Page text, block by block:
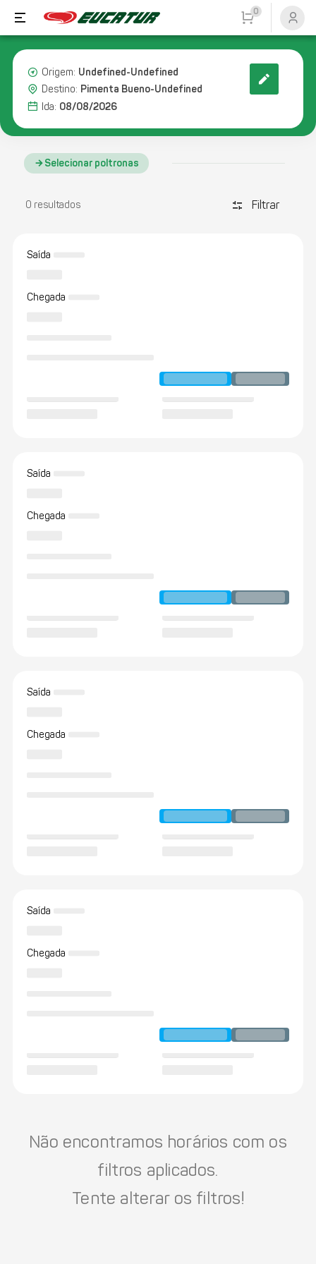
0
Origem: Undefined-Undefined
Destino: Pimenta Bueno-Undefined
Ida: 08/08/2026
Selecionar poltronas
0 resultados discover_tune Filtrar
Saída
Chegada
Saída
Chegada
Saída
Chegada
Saída
Chegada
Não encontramos horários com os
filtros aplicados.
Tente alterar os filtros!